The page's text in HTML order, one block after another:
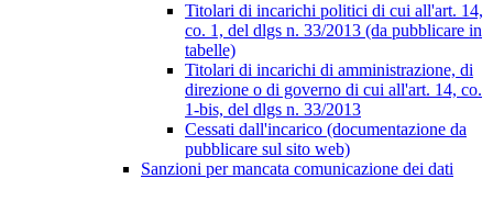
Titolari di incarichi politici di cui all'art. 14,
co. 1, del dlgs n. 33/2013 (da pubblicare in
tabelle)
Titolari di incarichi di amministrazione, di
direzione o di governo di cui all'art. 14, co.
1-bis, del dlgs n. 33/2013
Cessati dall'incarico (documentazione da
pubblicare sul sito web)
Sanzioni per mancata comunicazione dei dati